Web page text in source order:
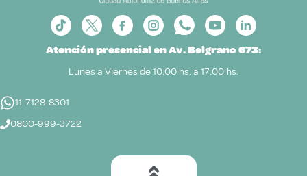
Atención presencial en Av. Belgrano 673:
Lunes a Viernes de 10:00 hs. a 17:00 hs.
11-7128-8301
0800-999-3722